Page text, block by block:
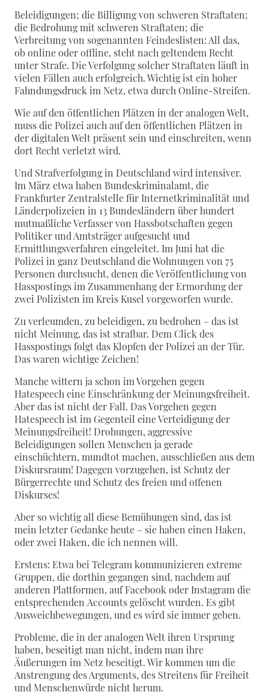
Beleidigungen; die Billigung von schweren Straftaten;
die Bedrohung mit schweren Straftaten; die
Verbreitung von sogenannten Feindeslisten: All das,
ob online oder offline, steht nach geltendem Recht
unter Strafe. Die Verfolgung solcher Straftaten läuft in
vielen Fällen auch erfolgreich. Wichtig ist ein hoher
Fahndungsdruck im Netz, etwa durch Online-Streifen.
Wie auf den öffentlichen Plätzen in der analogen Welt,
muss die Polizei auch auf den öffentlichen Plätzen in
der digitalen Welt präsent sein und einschreiten, wenn
dort Recht verletzt wird.
Und Strafverfolgung in Deutschland wird intensiver.
Im März etwa haben Bundeskriminalamt, die
Frankfurter Zentralstelle für Internetkriminalität und
Länderpolizeien in 13 Bundesländern über hundert
mutmaßliche Verfasser von Hassbotschaften gegen
Politiker und Amtsträger aufgesucht und
Ermittlungsverfahren eingeleitet. Im Juni hat die
Polizei in ganz Deutschland die Wohnungen von 75
Personen durchsucht, denen die Veröffentlichung von
Hasspostings im Zusammenhang der Ermordung der
zwei Polizisten im Kreis Kusel vorgeworfen wurde.
Zu verleumden, zu beleidigen, zu bedrohen – das ist
nicht Meinung, das ist strafbar. Dem Click des
Hasspostings folgt das Klopfen der Polizei an der Tür.
Das waren wichtige Zeichen!
Manche wittern ja schon im Vorgehen gegen
Hatespeech eine Einschränkung der Meinungsfreiheit.
Aber das ist nicht der Fall. Das Vorgehen gegen
Hatespeech ist im Gegenteil eine Verteidigung der
Meinungsfreiheit! Drohungen, aggressive
Beleidigungen sollen Menschen ja gerade
einschüchtern, mundtot machen, ausschließen aus dem
Diskursraum! Dagegen vorzugehen, ist Schutz der
Bürgerrechte und Schutz des freien und offenen
Diskurses!
Aber so wichtig all diese Bemühungen sind, das ist
mein letzter Gedanke heute – sie haben einen Haken,
oder zwei Haken, die ich nennen will.
Erstens: Etwa bei Telegram kommunizieren extreme
Gruppen, die dorthin gegangen sind, nachdem auf
anderen Plattformen, auf Facebook oder Instagram die
entsprechenden Accounts gelöscht wurden. Es gibt
Ausweichbewegungen, und es wird sie immer geben.
Probleme, die in der analogen Welt ihren Ursprung
haben, beseitigt man nicht, indem man ihre
Äußerungen im Netz beseitigt. Wir kommen um die
Anstrengung des Arguments, des Streitens für Freiheit
und Menschenwürde nicht herum.